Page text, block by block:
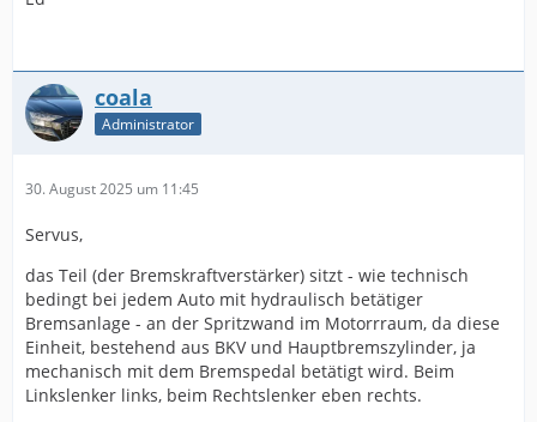
coala
Administrator
30. August 2025 um 11:45
Servus,
das Teil (der Bremskraftverstärker) sitzt - wie technisch
bedingt bei jedem Auto mit hydraulisch betätiger
Bremsanlage - an der Spritzwand im Motorrraum, da diese
Einheit, bestehend aus BKV und Hauptbremszylinder, ja
mechanisch mit dem Bremspedal betätigt wird. Beim
Linkslenker links, beim Rechtslenker eben rechts.